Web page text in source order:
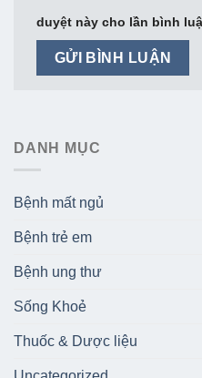
duyệt này cho lần bình
DANH MỤC
Bệnh mất ngủ
Bệnh trẻ em
Bệnh ung thư
Sống Khoẻ
Thuốc & Dược liệu